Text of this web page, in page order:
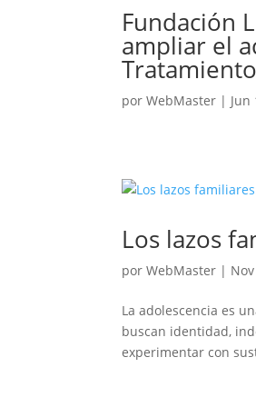
Fundación
ampliar el
porWebMaster | Jun
Los lazos
porWebMaster |
La adolescencia es
buscan identidad,
experimentar con